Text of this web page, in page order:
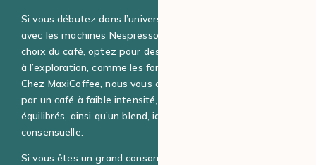
Si vous débutez dans l’univers des capsules compatibles
avec les machines Nespresso® Original et hésitez sur le
choix du café, optez pour des conditionnements adaptés
à l’exploration, comme les formats de 10 ou 20 capsules.
Chez MaxiCoffee, nous vous conseillons de commencer
par un café à faible intensité, entre les profils doux et
équilibrés, ainsi qu’un blend, idéal pour une dégustation
consensuelle.
Si vous êtes un grand consommateur de café et